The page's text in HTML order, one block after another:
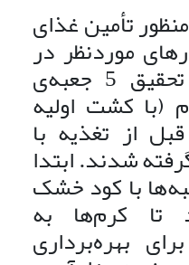
تأمین غذای
موردنظر در
آزمایش در ابتدای تحقیق 5 جعبه‌ی
کشت اولیه
قبل از تغذیه با
شدند. ابتدا
جعبه‌ها با کود خشک
تا کرم‌ها به
بهره‌برداری